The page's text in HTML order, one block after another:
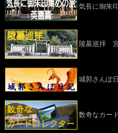
気長に御朱
陵墓巡拝
城郭さんぽ
数奇なカー